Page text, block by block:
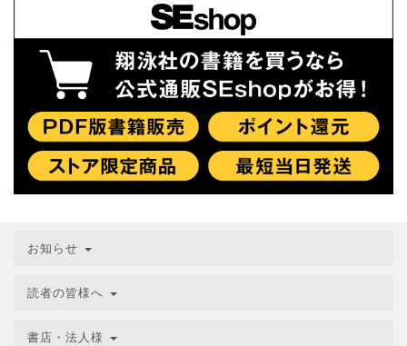
お知らせ
読者の皆様へ
書店・法人様